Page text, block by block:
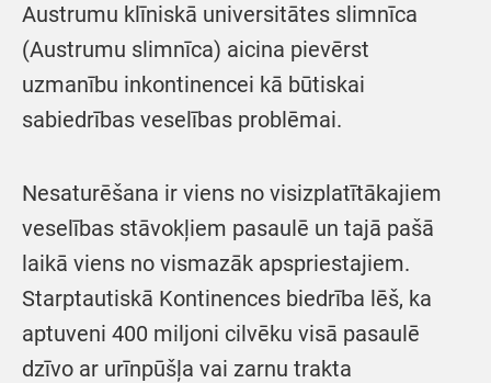
Austrumu klīniskā universitātes slimnīca
(Austrumu slimnīca) aicina pievērst
uzmanību inkontinencei kā būtiskai
sabiedrības veselības problēmai.
Nesaturēšana ir viens no visizplatītākajiem
veselības stāvokļiem pasaulē un tajā pašā
laikā viens no vismazāk apspriestajiem.
Starptautiskā Kontinences biedrība lēš, ka
aptuveni 400 miljoni cilvēku visā pasaulē
dzīvo ar urīnpūšļa vai zarnu trakta